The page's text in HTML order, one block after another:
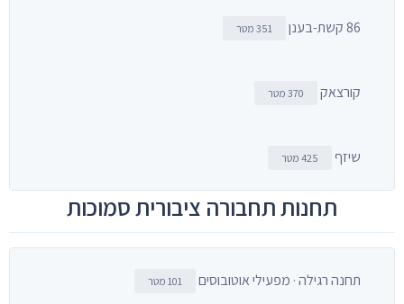
86 קשת-בענן 351 מטר
קורצאק 370 מטר
שיזף 425 מטר
תחנות תחבורה ציבורית סמוכות
תחנה רגילה · מפעילי אוטובוסים 101 מטר